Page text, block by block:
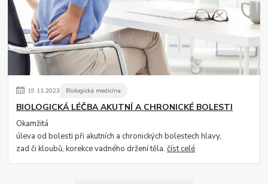
19.11.2023 Biologická medicína
BIOLOGICKÁ LÉČBA AKUTNÍ A CHRONICKÉ BOLESTI
Okamžitá
úleva od bolesti při akutních a chronických bolestech hlavy,
zad či kloubů, korekce vadného držení těla.číst celé